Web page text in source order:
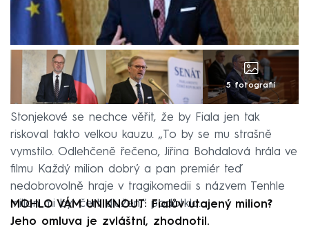
5 fotografií
Stonjekové se nechce věřit, že by Fiala jen tak
riskoval takto velkou kauzu. „To by se mu strašně
vymstilo. Odlehčeně řečeno, Jiřina Bohdalová hrála ve
filmu Každý milion dobrý a pan premiér teď
nedobrovolně hraje v tragikomedii s názvem Tenhle
milion mi byl čert dlužen,“ podotkla.
MOHLO VÁM UNIKNOUT: Fialův utajený milion?
Jeho omluva je zvláštní, zhodnotil.